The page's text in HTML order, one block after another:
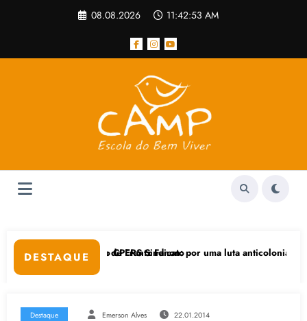
08.08.2026 11:42:54 AM
DESTAQUE
Sindicato
de Frantz Fanon: por uma luta anticolonial” dia 24/11 na UFGRS
Feicoop é
Destaque Emerson Alves 22.01.2014